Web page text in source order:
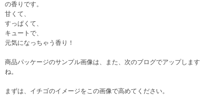
の香りです。
甘くて、
すっぱくて、
キュートで、
元気になっちゃう香り！
商品パッケージのサンプル画像は、また、次のブログでアップします
ね。
まずは、イチゴのイメージをこの画像で高めてください。